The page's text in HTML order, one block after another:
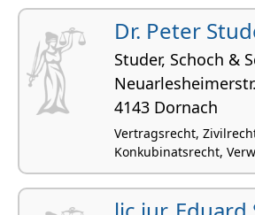
Dr. Peter
Studer, Schoch &
4143 Dornach
Vertragsrecht,
Konkubinatsrecht,